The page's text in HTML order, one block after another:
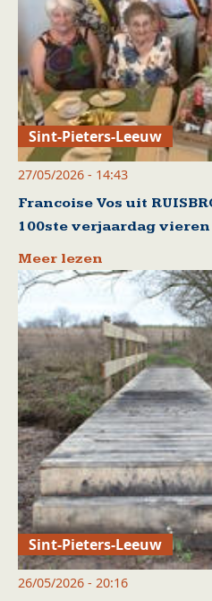
Sint-Pieters-Leeuw
27/05/2026 - 14:43
Francoise Vos uit
100ste verjaardag vieren
Meer lezen
Sint-Pieters-Leeuw
26/05/2026 - 20:16